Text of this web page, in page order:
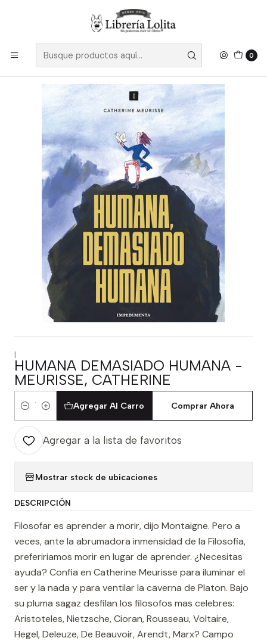
0
Despacho a todo Chile
|
HUMANA DEMASIADO HUMANA -
MEURISSE, CATHERINE
Cantidad
Agregar Al Carro Comprar Ahora
Agregar a la lista de favoritos
Mostrar stock de ubicaciones
DESCRIPCIÓN
Filosofar es aprender a morir, dijo Montaigne. Pero a
veces, ante la abrumadora inmensidad de la Filosofia,
prefeririamos morir en lugar de aprender. ¿Necesitas
ayuda? Confia en Catherine Meurisse para iluminar el
ser y la nada y para ventilar la caverna de Platon. Bajo
su pluma sagaz desfilan los filosofos mas celebres:
Aristoteles, Nietzsche, Cioran, Rousseau, Voltaire,
Hegel, Deleuze, De Beauvoir, Arendt, Marx? Campo